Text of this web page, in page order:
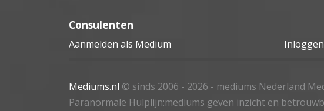
Consulenten
Aanmelden als Medium
Mediums.nl © sinds 2006 - 2026 - mediums Nederland
Paranormale Hulplijn:mediums geven inzicht en